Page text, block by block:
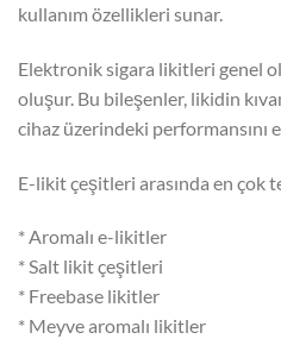
kullanım özellikleri sunar.
Elektronik sigara likitleri genel
oluşur. Bu bileşenler, likidin
cihaz üzerindeki performansını
E-likit çeşitleri arasında en çok
* Aromalı e-likitler
* Salt likit çeşitleri
* Freebase likitler
* Meyve aromalı likitler